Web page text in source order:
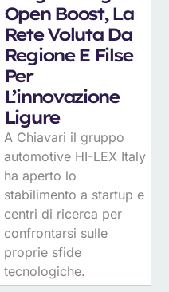
Open Boost, La
Rete Voluta Da
Regione E Filse
Per
L’innovazione
Ligure
A Chiavari il gruppo
automotive HI-LEX Italy
ha aperto lo
stabilimento a startup e
centri di ricerca per
confrontarsi sulle
proprie sfide
tecnologiche.